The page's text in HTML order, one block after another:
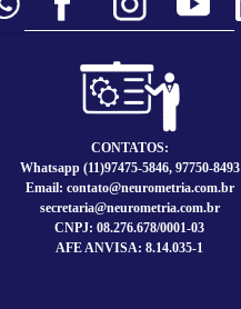
___________________________
CONTATOS:
Whatsapp (11)97475-5846, 97750-8493
Email: contato@neurometria.com.br
secretaria@neurometria.com.br
CNPJ: 08.276.678/0001-03
AFE ANVISA: 8.14.035-1